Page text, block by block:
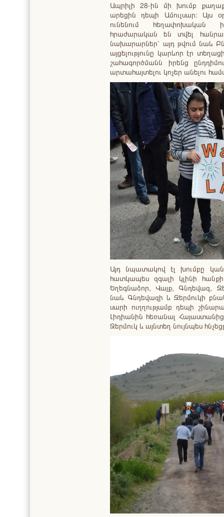
Ապրիլի 28-ին մի խումբ
արեցին դեպի Ամուլսար: Այս
ունենում հեղափոխական
հրաժարական են տվել
նախարարներ՝ այդ թվում նաև
այցելությունը կարևոր էր
շահագործմանն իրենց
արտահայտելու կոչեր անելու
Այդ նպատակով էլ խումբը
հատկապես զգալի կլինի
Եղեգնաձոր, Վայք, Գնդեվազ,
նաև Գնդեվազի և Ջերմուկի
սարի ուղղությամբ դեպի
Լիդիանին հեռանալ
Ջերմուկ և այնտեղ նույնպես